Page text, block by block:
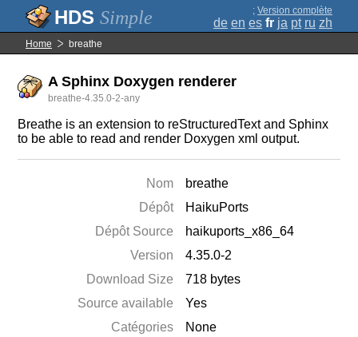
Simple ; Version complète
de en es fr ja pt ru zh
Home breathe
A Sphinx Doxygen renderer
breathe-4.35.0-2-any
Breathe is an extension to reStructuredText and Sphinx
to be able to read and render Doxygen xml output.
Nom
breathe
Dépôt
HaikuPorts
Dépôt Source
haikuports_x86_64
Version
4.35.0-2
Download Size
718 bytes
Source available
Yes
Catégories
None